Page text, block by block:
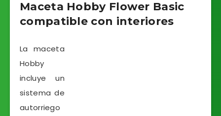
Maceta Hobby Flower Basic
compatible con interiores
La maceta
Hobby
incluye un
sistema de
autorriego